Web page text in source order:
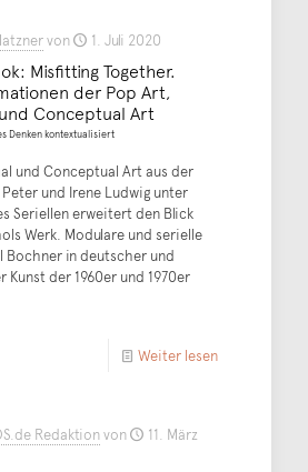
von 1. Juli 2020
Misfitting Together.
der Pop Art,
Conceptual Art
Denken kontextualisiert
und Conceptual Art aus der
und Irene Ludwig unter
Seriellen erweitert den Blick
Werk. Modulare und serielle
Bochner in deutscher und
Kunst der 1960er und 1970er
Weiter lesen
Redaktionvon
11. März